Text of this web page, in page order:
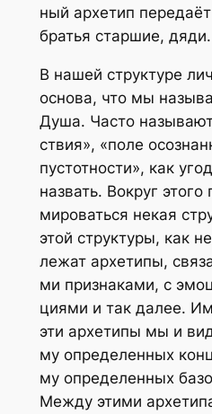
ный архе­тип
бра­тья стар­шие, дяди.
В нашей струк­ту­ре
осно­ва, что мы
Душа. Часто
ствия», «поле
пустот­но­сти», как
назвать. Вокруг
ми­ро­вать­ся некая
этой струк­ту­ры, как
лежат архе­ти­пы,
ми при­зна­ка­ми, с
ци­я­ми и так далее.
эти архе­ти­пы мы и
му опре­де­лен­ных
му опре­де­лен­ных
Меж­ду эти­ми